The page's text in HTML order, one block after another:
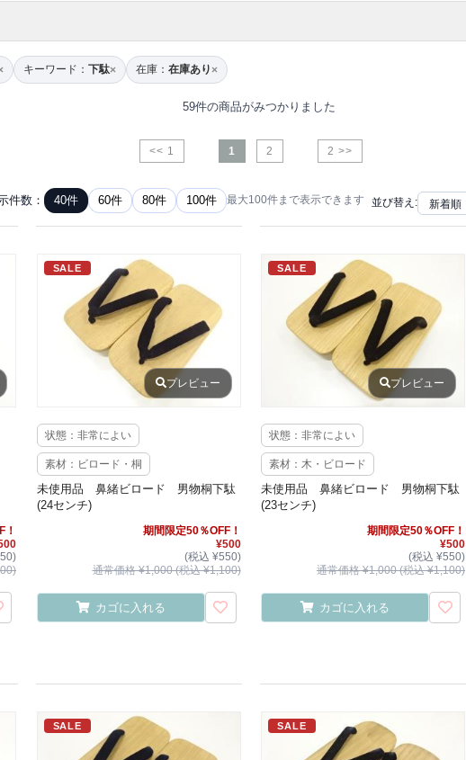
キーワード： 下駄× 在庫： 在庫あり×
59件の商品がみつかりました
<< 1 1 2 2 >>
件数： 40件 60件 80件 100件 最大100件まで表示できます 並び替え:
SALE
プレビュー
状態：非常によい
素材：ビロード・桐
未使用品 鼻緒ビロード 男物桐下駄
(24センチ)
期間限定50％OFF！
¥500
(税込 ¥550)
通常価格 ¥1,000 (税込 ¥1,100)
カゴに入れる
SALE
プレビュー
状態：非常によい
素材：木・ビロード
未使用品 鼻緒ビロード 男物桐下駄
(23センチ)
期間限定50％OFF！
¥500
(税込 ¥550)
通常価格 ¥1,000 (税込 ¥1,100)
カゴに入れる
SALE SALE